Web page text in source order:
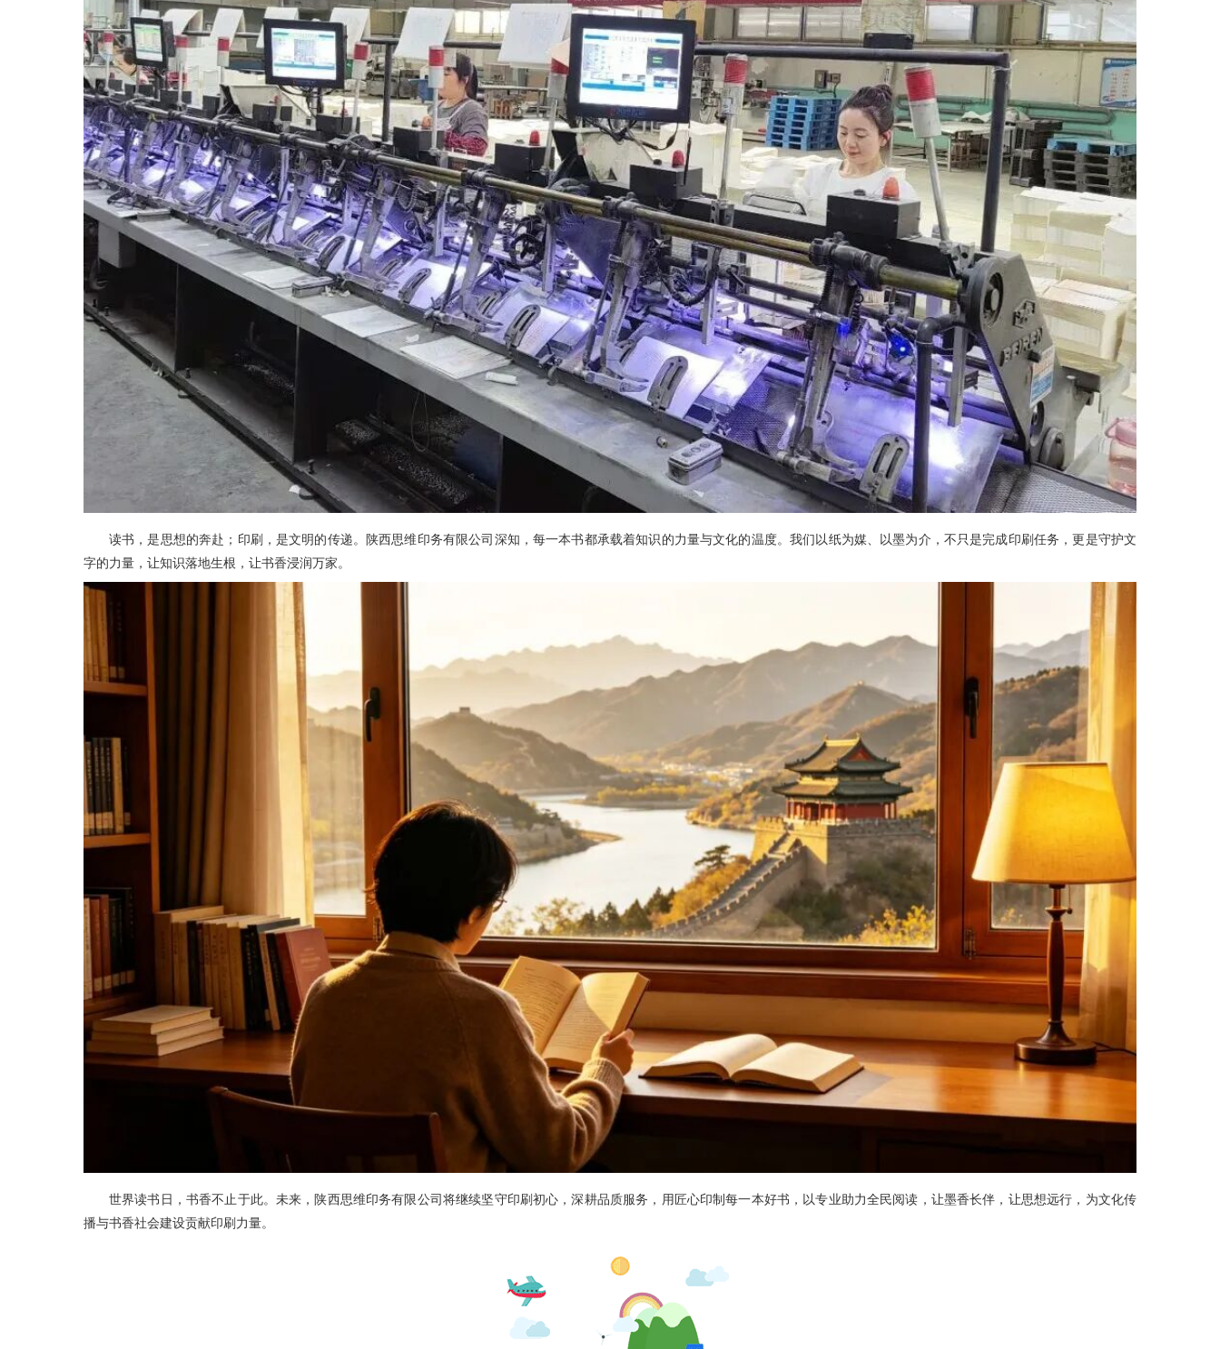
读书，是思想的奔赴；印刷，是文明的传递。陕西思维印务有限公司深知，每一本书都承载着知识的力量与文化的温度。我们以纸为媒、以墨为介，不只是完成印刷任务，更是守护文
字的力量，让知识落地生根，让书香浸润万家。
世界读书日，书香不止于此。未来，陕西思维印务有限公司将继续坚守印刷初心，深耕品质服务，用匠心印制每一本好书，以专业助力全民阅读，让墨香长伴，让思想远行，为文化传
播与书香社会建设贡献印刷力量。